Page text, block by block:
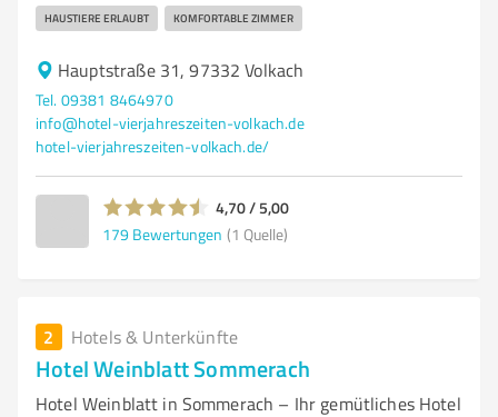
HAUSTIERE ERLAUBT KOMFORTABLE ZIMMER
Hauptstraße 31, 97332 Volkach
Tel. 09381 8464970
info@hotel-vierjahreszeiten-volkach.de
hotel-vierjahreszeiten-volkach.de/
4,70 / 5,00
179 Bewertungen (1 Quelle)
2 Hotels & Unterkünfte
Hotel Weinblatt Sommerach
Hotel Weinblatt in Sommerach – Ihr gemütliches Hotel